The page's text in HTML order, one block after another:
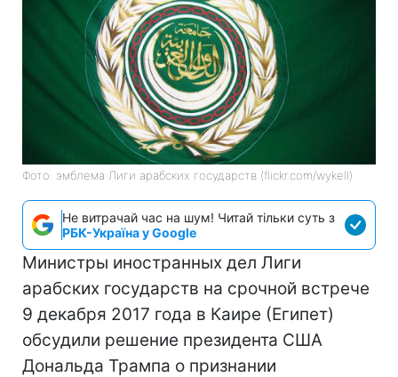
Фото: эмблема Лиги арабских государств (flickr.com/wykell)
Не витрачай час на шум! Читай тільки суть з
РБК-Україна у Google
Министры иностранных дел Лиги
арабских государств на срочной встрече
9 декабря 2017 года в Каире (Египет)
обсудили решение президента США
Дональда Трампа о признании